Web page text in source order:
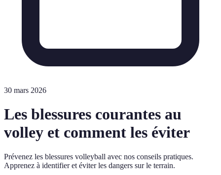
30 mars 2026
Les blessures courantes au
volley et comment les éviter
Prévenez les blessures volleyball avec nos conseils pratiques.
Apprenez à identifier et éviter les dangers sur le terrain.